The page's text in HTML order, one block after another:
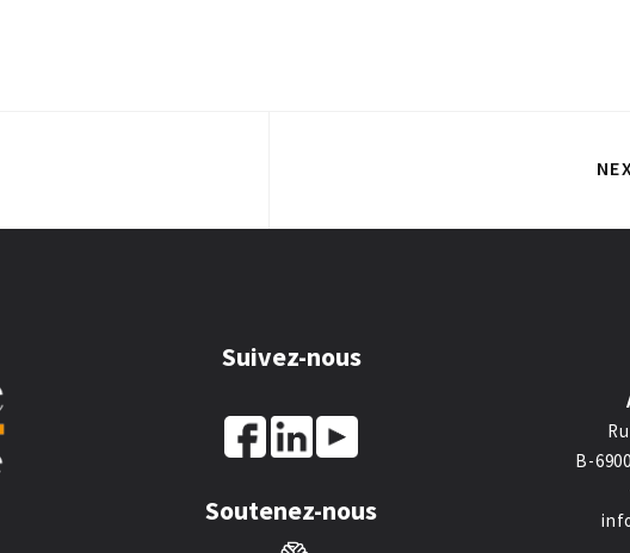
Suivez-nous
Soutenez-nous
B-